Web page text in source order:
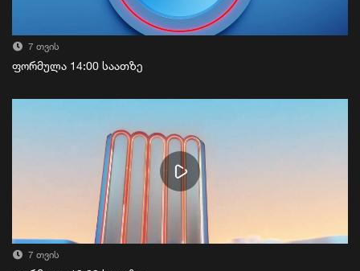
7 თვის
ფორმულა 14:00 საათზე
7 თვის